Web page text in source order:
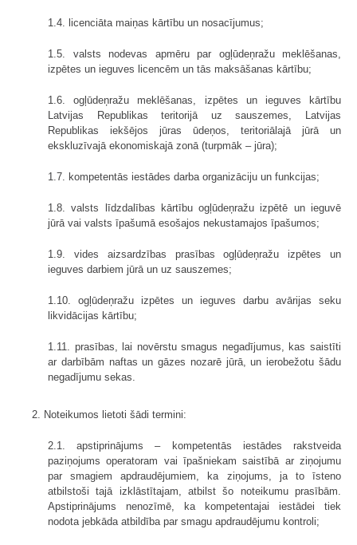
1.4. licenciāta maiņas kārtību un nosacījumus;
1.5. valsts nodevas apmēru par ogļūdeņražu meklēšanas,
izpētes un ieguves licencēm un tās maksāšanas kārtību;
1.6. ogļūdeņražu meklēšanas, izpētes un ieguves kārtību
Latvijas Republikas teritorijā uz sauszemes, Latvijas
Republikas iekšējos jūras ūdeņos, teritoriālajā jūrā un
ekskluzīvajā ekonomiskajā zonā (turpmāk – jūra);
1.7. kompetentās iestādes darba organizāciju un funkcijas;
1.8. valsts līdzdalības kārtību ogļūdeņražu izpētē un ieguvē
jūrā vai valsts īpašumā esošajos nekustamajos īpašumos;
1.9. vides aizsardzības prasības ogļūdeņražu izpētes un
ieguves darbiem jūrā un uz sauszemes;
1.10. ogļūdeņražu izpētes un ieguves darbu avārijas seku
likvidācijas kārtību;
1.11. prasības, lai novērstu smagus negadījumus, kas saistīti
ar darbībām naftas un gāzes nozarē jūrā, un ierobežotu šādu
negadījumu sekas.
2. Noteikumos lietoti šādi termini:
2.1. apstiprinājums – kompetentās iestādes rakstveida
paziņojums operatoram vai īpašniekam saistībā ar ziņojumu
par smagiem apdraudējumiem, ka ziņojums, ja to īsteno
atbilstoši tajā izklāstītajam, atbilst šo noteikumu prasībām.
Apstiprinājums nenozīmē, ka kompetentajai iestādei tiek
nodota jebkāda atbildība par smagu apdraudējumu kontroli;